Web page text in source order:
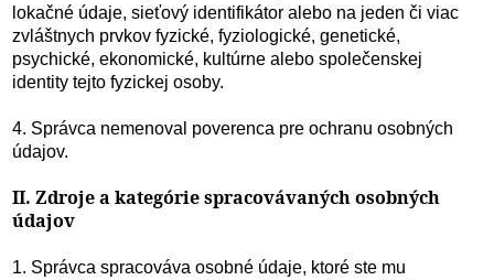
lokačné údaje, sieťový identifikátor alebo na jeden či viac
zvláštnych prvkov fyzické, fyziologické, genetické,
psychické, ekonomické, kultúrne alebo společenskej
identity tejto fyzickej osoby.
4. Správca nemenoval poverenca pre ochranu osobných
údajov.
II. Zdroje a kategórie spracovávaných osobných
údajov
1. Správca spracováva osobné údaje, ktoré ste mu